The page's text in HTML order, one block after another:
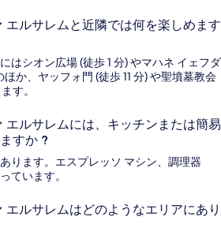
エルサレムと近隣では何を楽しめます
はシオン広場 (徒歩 1 分) やマハネ イェフダ
ほか、ヤッフォ門 (徒歩 11 分) や聖墳墓教会
す。
エルサレムには、キッチンまたは簡易
すか ?
ります。エスプレッソ マシン、調理器
ています。
エルサレムはどのようなエリアにあり